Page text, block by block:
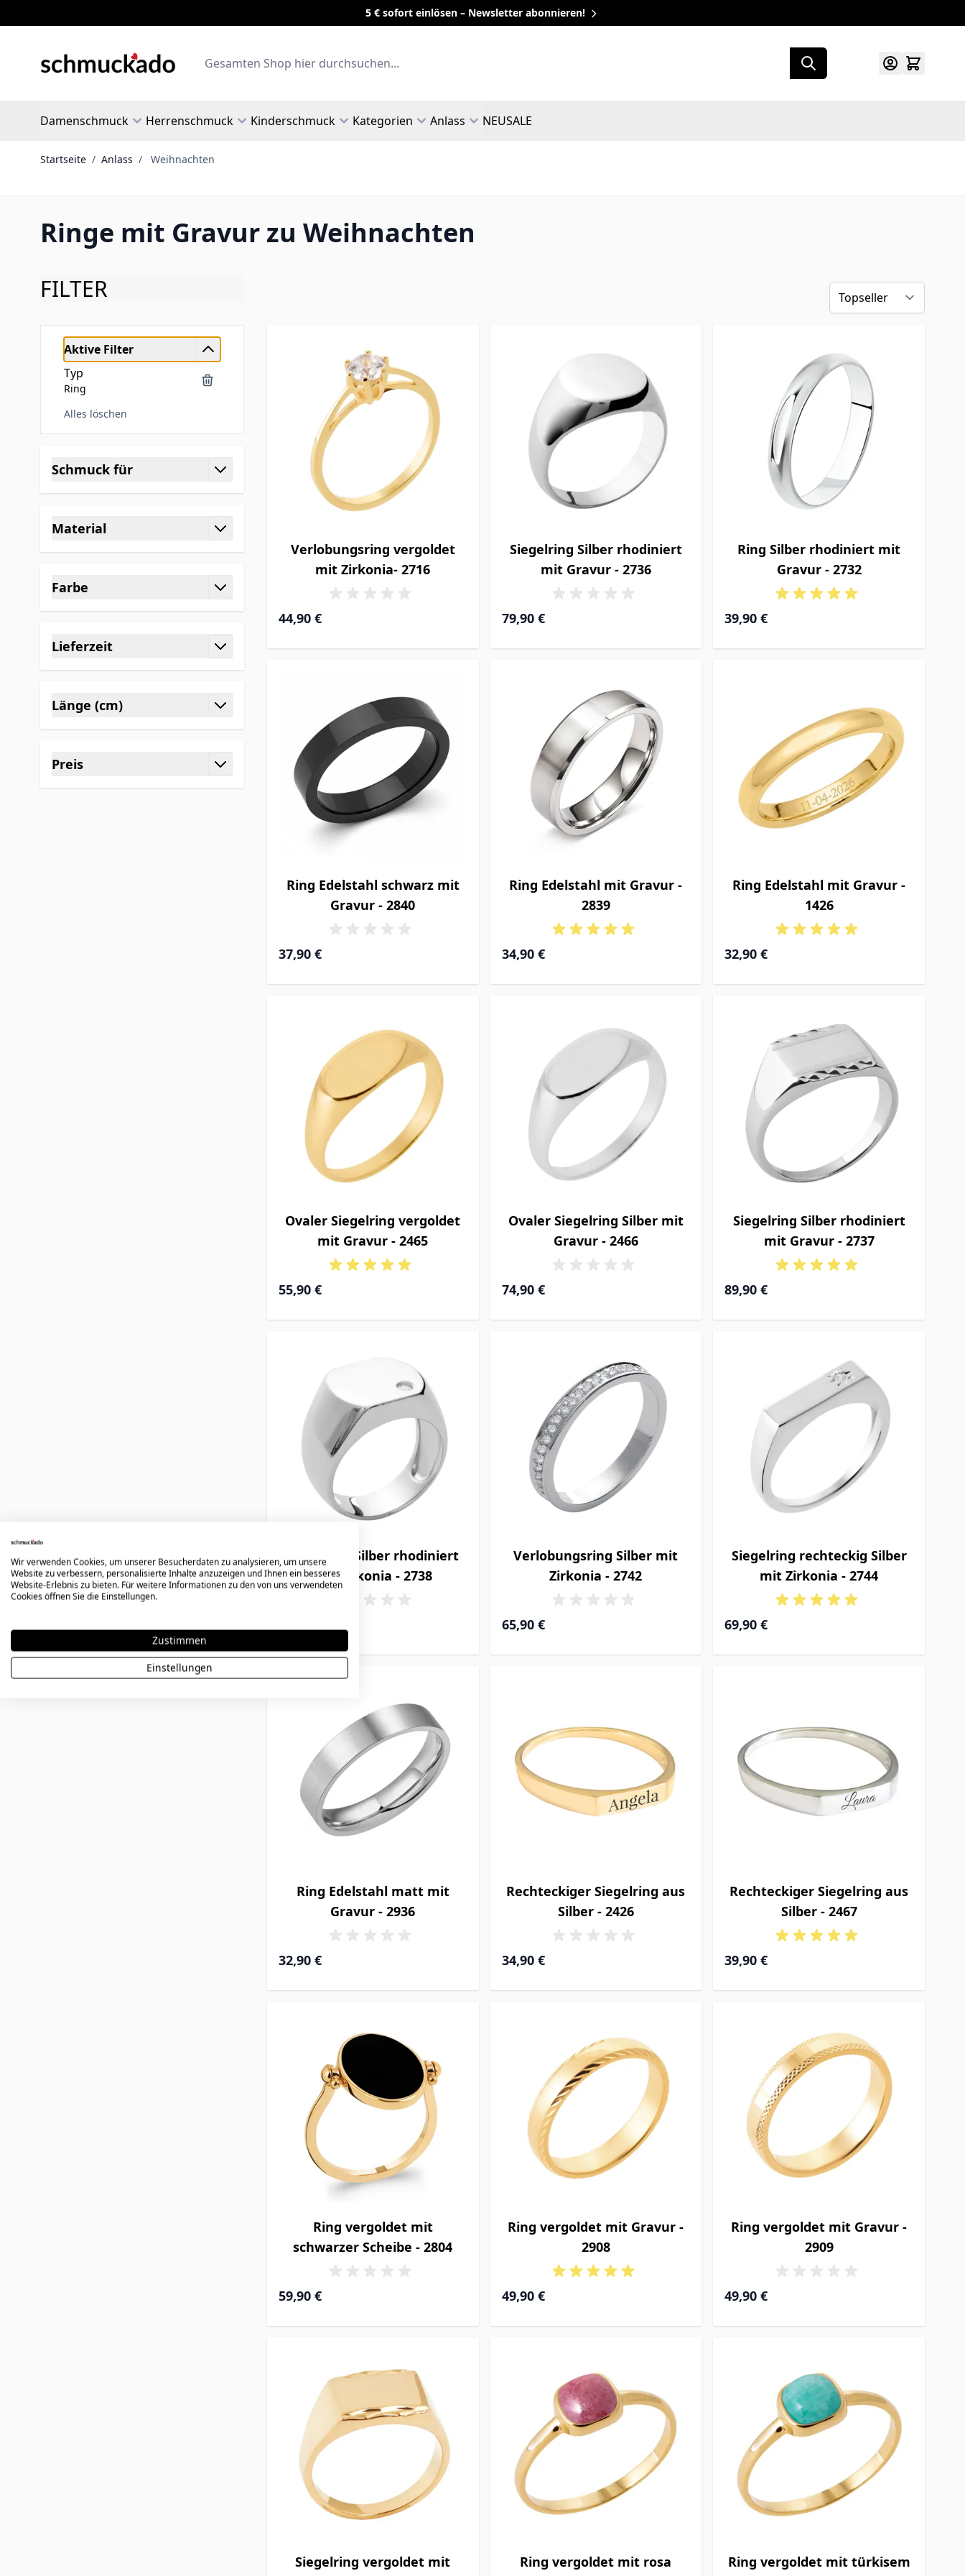
5 € sofort einlösen – Newsletter abonnieren!
Search
Damenschmuck Herrenschmuck Kinderschmuck Kategorien Anlass NEUSALE
Startseite / Anlass / Weihnachten
Ringe mit Gravur zu Weihnachten
FILTER
Aktive Filter
Typ
Ring
Alles löschen
Schmuck für
Material
Farbe
Lieferzeit
Länge (cm)
Preis
Verlobungsring vergoldet
mit Zirkonia- 2716
44,90 €
Siegelring Silber rhodiniert
mit Gravur - 2736
79,90 €
Ring Silber rhodiniert mit
Gravur - 2732
39,90 €
Ring Edelstahl schwarz mit
Gravur - 2840
37,90 €
Ring Edelstahl mit Gravur -
2839
34,90 €
Ring Edelstahl mit Gravur -
1426
32,90 €
Ovaler Siegelring vergoldet
mit Gravur - 2465
55,90 €
Ovaler Siegelring Silber mit
Gravur - 2466
74,90 €
Siegelring Silber rhodiniert
mit Gravur - 2737
89,90 €
Siegelring Silber rhodiniert
mit Zirkonia - 2738
Verlobungsring Silber mit
Zirkonia - 2742
65,90 €
Siegelring rechteckig Silber
mit Zirkonia - 2744
69,90 €
Ring Edelstahl matt mit
Gravur - 2936
32,90 €
Rechteckiger Siegelring aus
Silber - 2426
34,90 €
Rechteckiger Siegelring aus
Silber - 2467
39,90 €
Ring vergoldet mit
schwarzer Scheibe - 2804
59,90 €
Ring vergoldet mit Gravur -
2908
49,90 €
Ring vergoldet mit Gravur -
2909
49,90 €
Siegelring vergoldet mit
Ring vergoldet mit rosa
Ring vergoldet mit türkisem
Wir verwenden Cookies, um unserer Besucherdaten zu analysieren, um unsere
Website zu verbessern, personalisierte Inhalte anzuzeigen und Ihnen ein besseres
Website-Erlebnis zu bieten. Für weitere Informationen zu den von uns verwendeten
Cookies öffnen Sie die Einstellungen.
Zustimmen
Einstellungen